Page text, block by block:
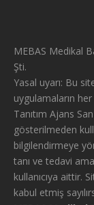
MEBAS Medikal
Şti.
Yasal uyarı: Bu
uygulamaların her
Tanıtım Ajans
gösterilmeden
bilgilendirmeye
tanı ve tedavi
kullanıcıya aittir.
kabul etmiş